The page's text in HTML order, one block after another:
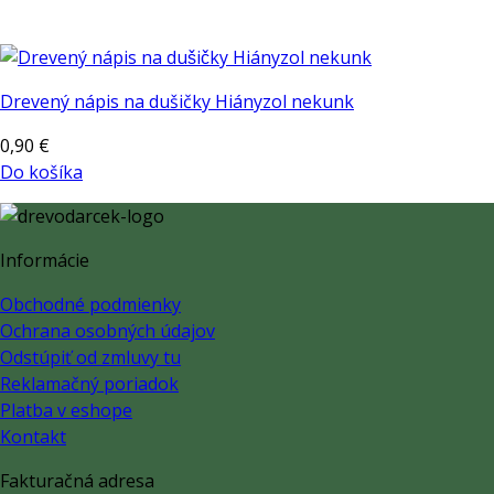
Drevený nápis na dušičky Hiányzol nekunk
0,90 €
Do košíka
Informácie
Obchodné podmienky
Ochrana osobných údajov
Odstúpiť od zmluvy tu
Reklamačný poriadok
Platba v eshope
Kontakt
Fakturačná adresa